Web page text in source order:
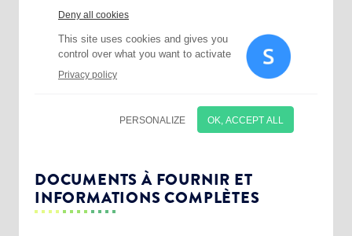
DOCUMENTS À FOURNIR ET
INFORMATIONS COMPLÈTES